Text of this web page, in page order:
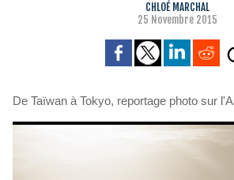
CHLOÉ MARCHAL
25 Novembre 2015
De Taïwan à Tokyo, reportage photo sur